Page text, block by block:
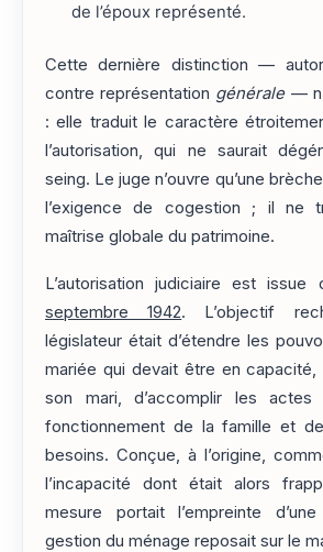
de l’époux représenté.
Cette dernière distinction —
contre représentation générale—
: elle traduit le caractère
l’autorisation, qui ne saurait
seing. Le juge n’ouvre qu’une
l’exigence de cogestion ; il ne
maîtrise globale du patrimoine.
L’autorisation judiciaire est issue
septembre 1942. L’objectif
législateur était d’étendre les
mariée qui devait être en capacité,
son mari, d’accomplir les actes
fonctionnement de la famille et
besoins. Conçue, à l’origine,
l’incapacité dont était alors
mesure portait l’empreinte
gestion du ménage reposait sur le